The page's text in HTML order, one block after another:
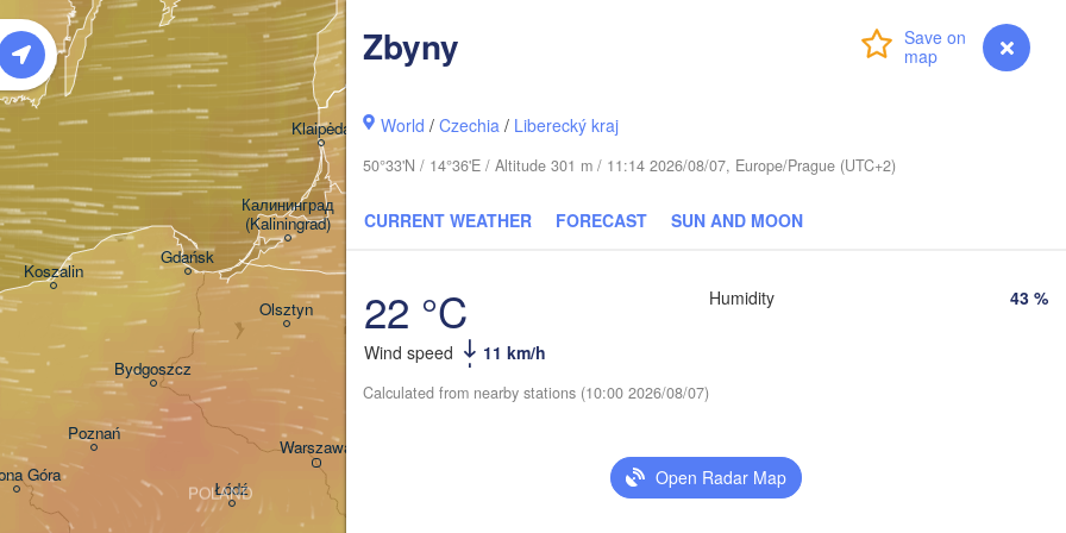
myVentusky Forecast
Zbyny
World /Czechia / Liberecký kraj
50°33'N / 14°36'E / Altitude 301 m / 11:14 2026/08/07, Europe/Prague (UTC+2)
CURRENT WEATHER FORECAST SUN AND MOON
22 °C
Wind speed 11 km/h
Humidity 43 %
Calculated from nearby stations (10:00 2026/08/07)
Open Radar Map
Warszawa
Łódź
Poznań
Olsztyn
Koszalin
Klaipėda
Góra
Gdańsk
Калининград
(Kaliningrad)
Bydgoszcz
POLAND
Vilnius
(Pinsk)
(Mazyr)
(Salihorsk)
Гродна
(Hrodna)
Віцебск
(Viciebsk)